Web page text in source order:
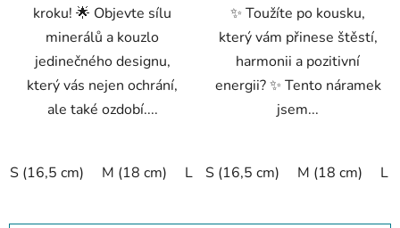
kroku! 🌟 Objevte sílu
minerálů a kouzlo
jedinečného designu,
který vás nejen ochrání,
ale také ozdobí....
S (16,5 cm) M (18 cm) L (19,5 cm) XL (20,5 cm)
✨ Toužíte po kousku,
který vám přinese štěstí,
harmonii a pozitivní
energii? ✨ Tento náramek
jsem...
S (16,5 cm) M (18 cm) L